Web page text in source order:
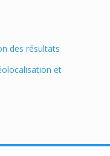
des résultats
et